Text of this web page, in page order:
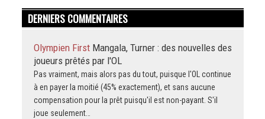
DERNIERS COMMENTAIRES
Olympien First Mangala, Turner : des nouvelles des
joueurs prêtés par l'OL
Pas vraiment, mais alors pas du tout, puisque l'OL continue
à en payer la moitié (45% exactement), et sans aucune
compensation pour la prêt puisqu'il est non-payant. S'il
joue seulement…